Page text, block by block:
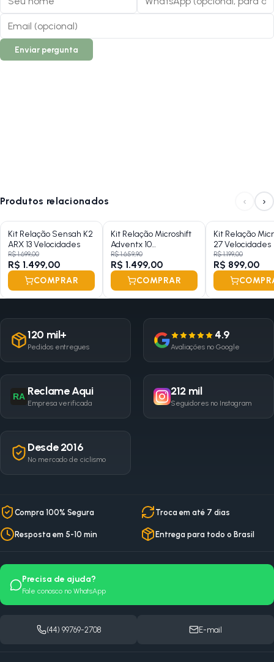
Enviar pergunta
Produtos relacionados ‹ ›
Kit Relação Sensah K2
ARX 13 Velocidades
R$ 1.699,00
R$ 1.499,00
COMPRAR
Kit Relação Microshift
Adventx 10
Velocidades
R$ 1.659,90
R$ 1.499,00
COMPRAR
Kit Relação
27 Velocidades
R$ 1.199,00
R$ 899,00
120 mil+
Pedidos entregues
4.9
Avaliações no Google
RA Reclame Aqui
Empresa verificada
212 mil
Seguidores no Instagram
Desde 2016
No mercado de ciclismo
Compra 100% Segura Troca em até 7 dias
Resposta em 5-10 min Entrega para todo o Brasil
Precisa de ajuda?
Fale conosco no WhatsApp
(44) 99769-2708 E-mail